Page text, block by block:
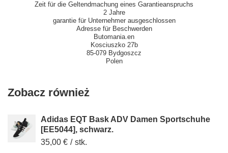
Zeit für die Geltendmachung eines Garantieanspruchs
2 Jahre
garantie für Unternehmer ausgeschlossen
Adresse für Beschwerden
Butomania.en
Kosciuszko 27b
85-079 Bydgoszcz
Polen
Zobacz również
Adidas EQT Bask ADV Damen Sportschuhe
[EE5044], schwarz.
35,00 € / stk.